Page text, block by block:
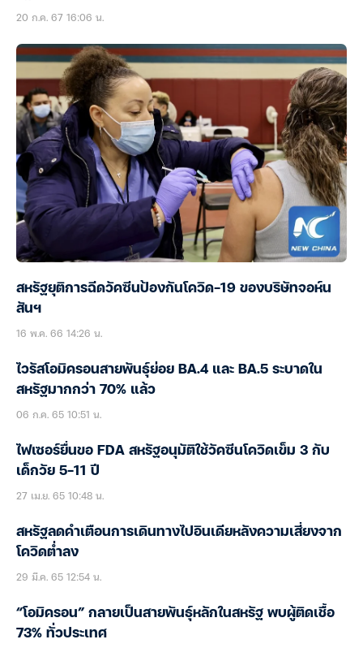
20 ก.ค. 67 16:06 น.
สหรัฐยุติการฉีดวัคซีนป้องกันโควิด-19 ของบริษัทจอห์น
สันฯ
16 พ.ค. 66 14:26 น.
ไวรัสโอมิครอนสายพันธุ์ย่อย BA.4 และ BA.5 ระบาดใน
สหรัฐมากกว่า 70% แล้ว
06 ก.ค. 65 10:51 น.
ไฟเซอร์ยื่นขอ FDA สหรัฐอนุมัติใช้วัคซีนโควิดเข็ม 3 กับ
เด็กวัย 5-11 ปี
27 เม.ย. 65 10:48 น.
สหรัฐลดคำเตือนการเดินทางไปอินเดียหลังความเสี่ยงจาก
โควิดต่ำลง
29 มี.ค. 65 12:54 น.
“โอมิครอน” กลายเป็นสายพันธุ์หลักในสหรัฐ พบผู้ติดเชื้อ
73% ทั่วประเทศ